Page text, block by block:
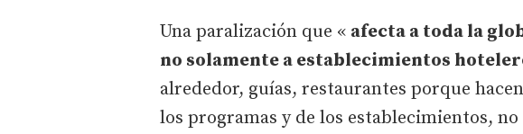
Una paralización que « afecta a toda la
no solamente a establecimientos
alrededor, guías, restaurantes porque
los programas y de los establecimientos,